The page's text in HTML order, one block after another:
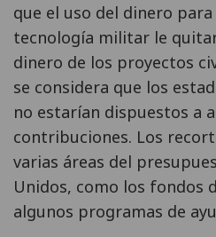
que el uso del dinero
tecnología militar le
dinero de los proyectos
se considera que los
no estarían dispuestos a
contribuciones. Los
varias áreas del
Unidos, como los fondos
algunos programas de